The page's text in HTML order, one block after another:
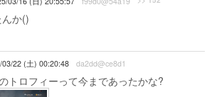
か()
03/22 (土) 00:20:48 da2dd@ce8d1
トロフィーって今まであったかな?